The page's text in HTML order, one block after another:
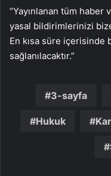
“Yayınlanan tüm
yasal bildirimlerinizi
En kısa süre
sağlanılacaktır.”
3-sayfa
Hukuk